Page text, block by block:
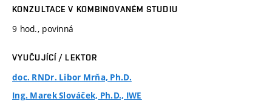
KONZULTACE V KOMBINOVANÉM STUDIU
9 hod., povinná
VYUČUJÍCÍ / LEKTOR
doc. RNDr. Libor Mrňa, Ph.D.
Ing. Marek Slováček, Ph.D., IWE